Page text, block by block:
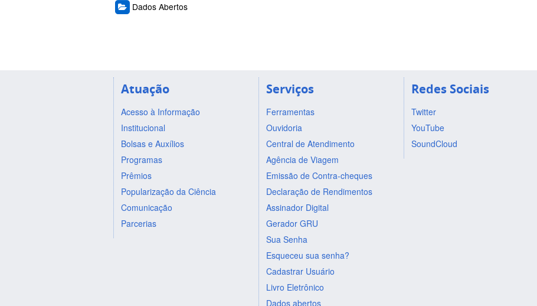
Dados Abertos
Atuação
Acesso à Informação
Institucional
Bolsas e Auxílios
Programas
Prêmios
Popularização da Ciência
Comunicação
Parcerias
Serviços
Ferramentas
Ouvidoria
Central de Atendimento
Agência de Viagem
Emissão de Contra-cheques
Declaração de Rendimentos
Assinador Digital
Gerador GRU
Sua Senha
Esqueceu sua senha?
Cadastrar Usuário
Livro Eletrônico
Dados abertos
Redes Sociais
Twitter
YouTube
SoundCloud